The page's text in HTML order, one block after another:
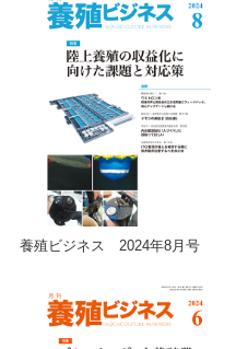
養殖ビジネス 2024年8月号